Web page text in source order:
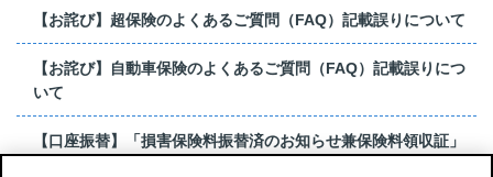
【お詫び】超保険のよくあるご質問（FAQ）記載誤りについて
【お詫び】自動車保険のよくあるご質問（FAQ）記載誤りにつ
いて
【口座振替】「損害保険料振替済のお知らせ兼保険料領収証」